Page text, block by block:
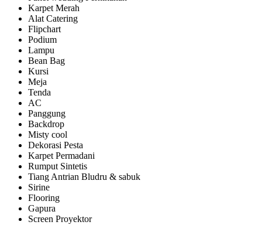
Karpet Merah
Alat Catering
Flipchart
Podium
Lampu
Bean Bag
Kursi
Meja
Tenda
AC
Panggung
Backdrop
Misty cool
Dekorasi Pesta
Karpet Permadani
Rumput Sintetis
Tiang Antrian Bludru & sabuk
Sirine
Flooring
Gapura
Screen Proyektor